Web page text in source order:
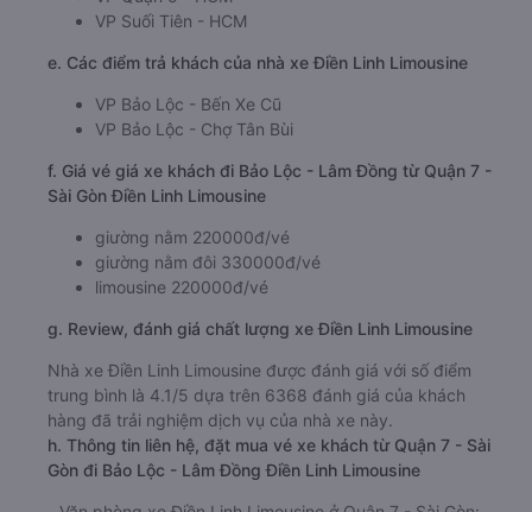
VP Suối Tiên - HCM
e. Các điểm trả khách của nhà xe Điền Linh Limousine
VP Bảo Lộc - Bến Xe Cũ
VP Bảo Lộc - Chợ Tân Bùi
f. Giá vé giá xe khách đi Bảo Lộc - Lâm Đồng từ Quận 7 -
Sài Gòn Điền Linh Limousine
giường nằm 220000đ/vé
giường nằm đôi 330000đ/vé
limousine 220000đ/vé
g. Review, đánh giá chất lượng xe Điền Linh Limousine
Nhà xe Điền Linh Limousine được đánh giá với số điểm
trung bình là 4.1/5 dựa trên 6368 đánh giá của khách
hàng đã trải nghiệm dịch vụ của nhà xe này.
h. Thông tin liên hệ, đặt mua vé xe khách từ Quận 7 - Sài
Gòn đi Bảo Lộc - Lâm Đồng Điền Linh Limousine